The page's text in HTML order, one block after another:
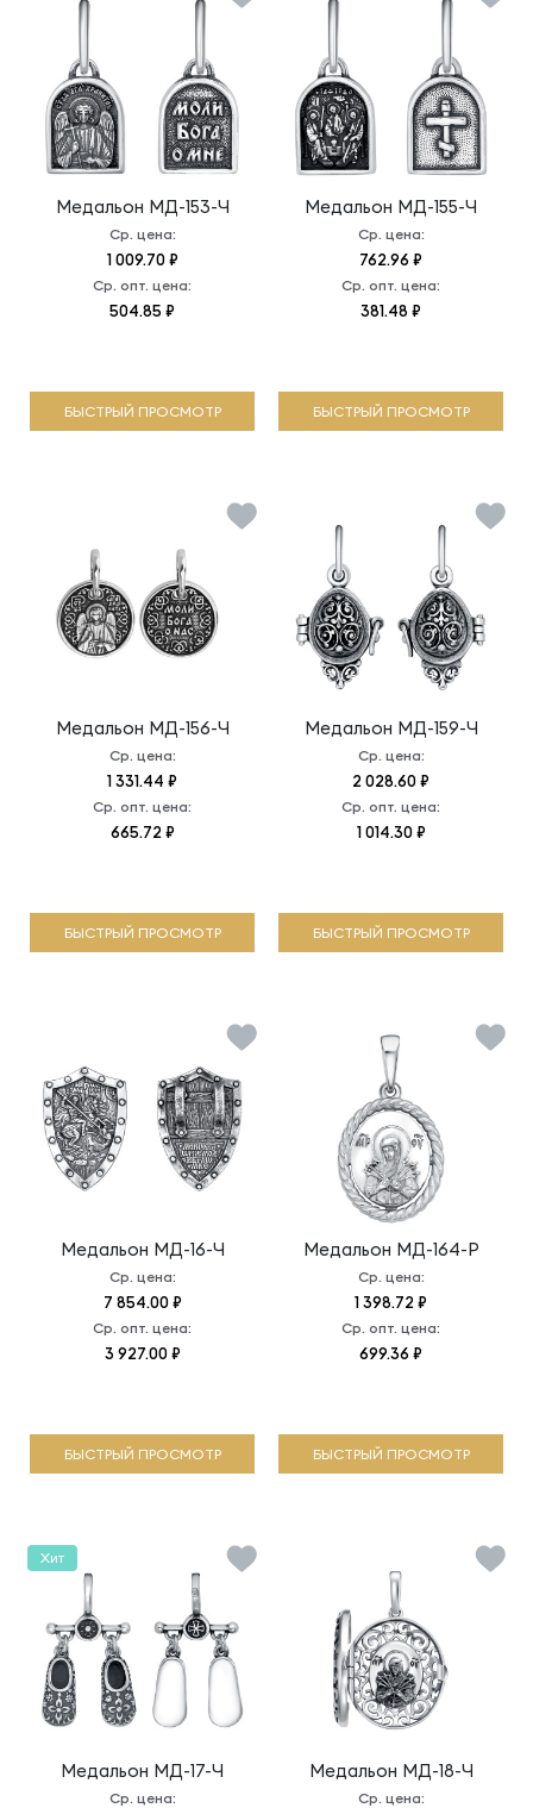
Медальон МД-153-Ч
Ср. цена:
1 009.70 ₽
Ср. опт. цена:
504.85 ₽
БЫСТРЫЙ ПРОСМОТР
Медальон МД-155-Ч
Ср. цена:
762.96 ₽
Ср. опт. цена:
381.48 ₽
БЫСТРЫЙ ПРОСМОТР
Медальон МД-156-Ч
Ср. цена:
1 331.44 ₽
Ср. опт. цена:
665.72 ₽
БЫСТРЫЙ ПРОСМОТР
Медальон МД-159-Ч
Ср. цена:
2 028.60 ₽
Ср. опт. цена:
1 014.30 ₽
БЫСТРЫЙ ПРОСМОТР
Медальон МД-16-Ч
Ср. цена:
7 854.00 ₽
Ср. опт. цена:
3 927.00 ₽
БЫСТРЫЙ ПРОСМОТР
Медальон МД-164-Р
Ср. цена:
1 398.72 ₽
Ср. опт. цена:
699.36 ₽
БЫСТРЫЙ ПРОСМОТР
Медальон МД-17-Ч
Ср. цена:
Хит
Медальон МД-18-Ч
Ср. цена: